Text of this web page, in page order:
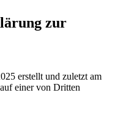
zur
erstellt und zuletzt am
einer von Dritten